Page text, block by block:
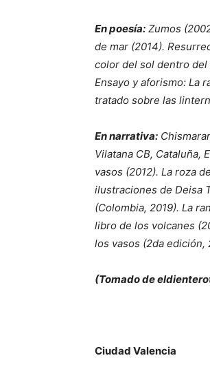
En poesía: Zumos
de mar (2014).
color del sol dentro del
Ensayo y aforismo: La
tratado sobre las
En narrativa:
Vilatana CB, Cataluña,
vasos (2012). La roza
ilustraciones de Deisa
(Colombia, 2019). La
libro de los volcanes
los vasos (2da edición,
(Tomado de
Ciudad Valencia